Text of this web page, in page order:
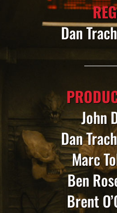
Dan
John
Dan
Marc
Ben
Brent